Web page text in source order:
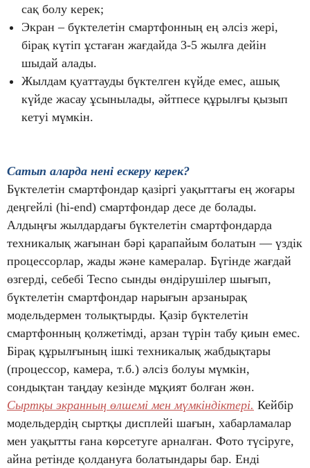
сақ болу керек;
Экран – бүктелетін смартфонның ең әлсіз жері,
бірақ күтіп ұстаған жағдайда 3-5 жылға дейін
шыдай алады.
Жылдам қуаттауды бүктелген күйде емес, ашық
күйде жасау ұсынылады, әйтпесе құрылғы қызып
кетуі мүмкін.
Сатып аларда нені ескеру керек?
Бүктелетін смартфондар қазіргі уақыттағы ең жоғары
деңгейлі (hi-end) смартфондар десе де болады.
Алдыңғы жылдардағы бүктелетін смартфондарда
техникалық жағынан бәрі қарапайым болатын — үздік
процессорлар, жады және камералар. Бүгінде жағдай
өзгерді, себебі Tecno сынды өндірушілер шығып,
бүктелетін смартфондар нарығын арзанырақ
модельдермен толықтырды. Қазір бүктелетін
смартфонның қолжетімді, арзан түрін табу қиын емес.
Бірақ құрылғының ішкі техникалық жабдықтары
(процессор, камера, т.б.) әлсіз болуы мүмкін,
сондықтан таңдау кезінде мұқият болған жөн.
Сыртқы экранның өлшемі мен мүмкіндіктері. Кейбір
модельдердің сыртқы дисплейі шағын, хабарламалар
мен уақытты ғана көрсетуге арналған. Фото түсіруге,
айна ретінде қолдануға болатындары бар. Енді